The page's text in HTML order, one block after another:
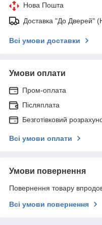
Нова Пошта
Доставка "До Дверей"
Всі умови доставки
Умови оплати
Пром-оплата
Післяплата
Безготівковий
Всі умови оплати
Умови повернення
Повернення товару
Всі умови повернення